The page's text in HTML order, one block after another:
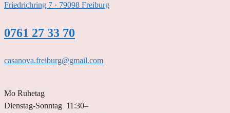
Friedrichring 7 · 79098 Freiburg
0761 27 33 70
casanova.freiburg@gmail.com
Mo Ruhetag
Dienstag-Sonntag 11:30–